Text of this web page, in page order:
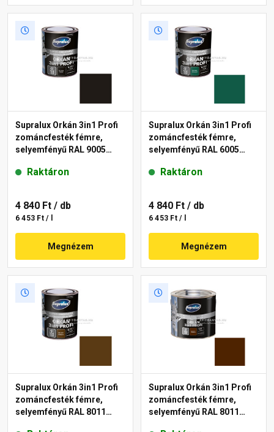
Supralux Orkán 3in1 Profi
zománcfesték fémre,
selyemfényű RAL 9005
Raktáron
4 840 Ft / db
6 453 Ft / l
Megnézem
Supralux Orkán 3in1 Profi
zománcfesték fémre,
selyemfényű RAL 6005
Raktáron
4 840 Ft / db
6 453 Ft / l
Megnézem
Supralux Orkán 3in1 Profi
zománcfesték fémre,
selyemfényű RAL 8011
Supralux Orkán 3in1 Profi
zománcfesték fémre,
selyemfényű RAL 8011